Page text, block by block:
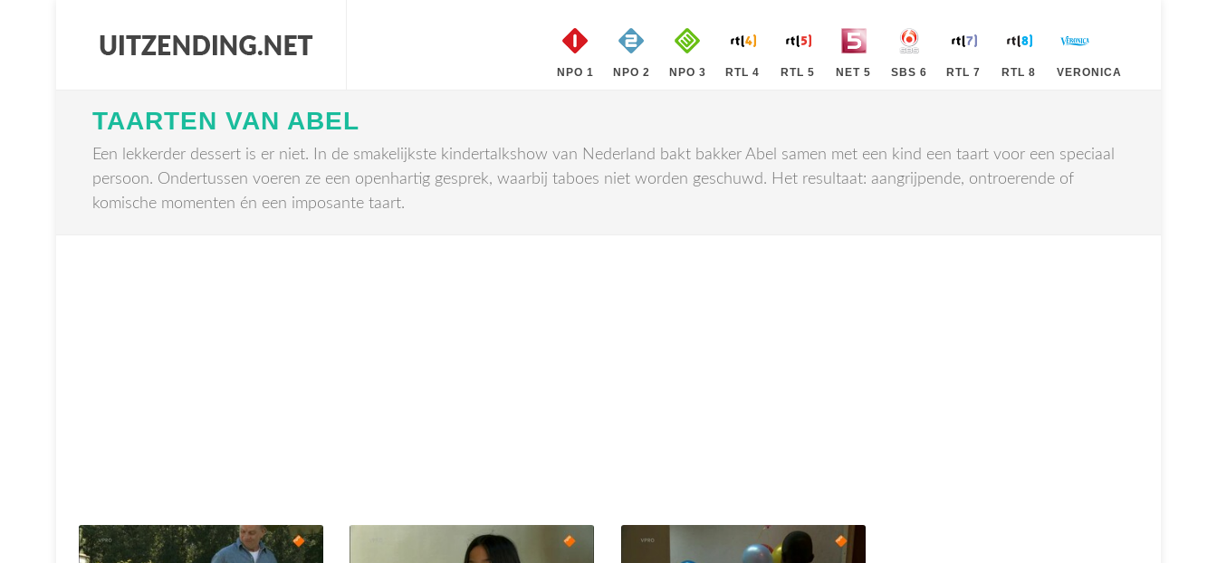
NPO 1 NPO 2 NPO 3 RTL 4 RTL 5 NET 5 SBS 6 RTL 7 RTL 8 VERONICA
TAARTEN VAN ABEL
Een lekkerder dessert is er niet. In de smakelijkste kindertalkshow van Nederland bakt bakker Abel samen met een kind een taart voor een speciaal
persoon. Ondertussen voeren ze een openhartig gesprek, waarbij taboes niet worden geschuwd. Het resultaat: aangrijpende, ontroerende of
komische momenten én een imposante taart.